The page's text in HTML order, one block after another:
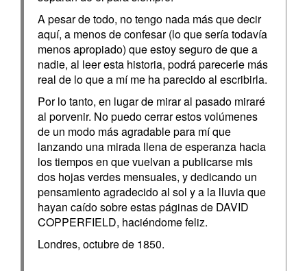
A pesar de todo, no tengo nada más que decir
aquí, a menos de confesar (lo que sería todavía
menos apropiado) que estoy seguro de que a
nadie, al leer esta historia, podrá parecerle más
real de lo que a mí me ha parecido al escri­birla.
Por lo tanto, en lugar de mirar al pasado miraré
al porve­nir. No puedo cerrar estos volúmenes
de un modo más agra­dable para mí que
lanzando una mirada llena de esperanza hacia
los tiempos en que vuelvan a publicarse mis
dos hojas verdes mensuales, y dedicando un
pensamiento agradecido al sol y a la lluvia que
hayan caído sobre estas páginas de DAVID
COPPERFIELD, haciéndome feliz.
Londres, octubre de 1850.